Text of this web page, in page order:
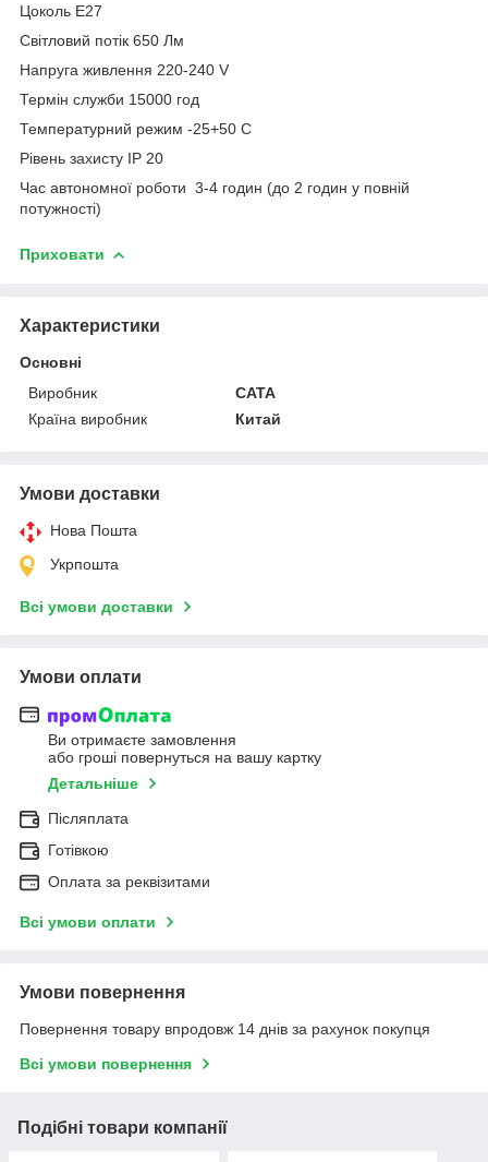
Цоколь Е27
Світловий потік 650 Лм
Напруга живлення 220-240 V
Термін служби 15000 год
Температурний режим -25+50 C
Рівень захисту IP 20
Час автономної роботи 3-4 годин (до 2 годин у повній
потужності)
Приховати
Характеристики
Основні
Виробник
CATA
Країна виробник
Китай
Умови доставки
Нова Пошта
Укрпошта
Всі умови доставки
Умови оплати
Ви отримаєте замовлення
або гроші повернуться на вашу картку
Детальніше
Післяплата
Готівкою
Оплата за реквізитами
Всі умови оплати
Умови повернення
Повернення товару впродовж 14 днів за рахунок покупця
Всі умови повернення
Подібні товари компанії